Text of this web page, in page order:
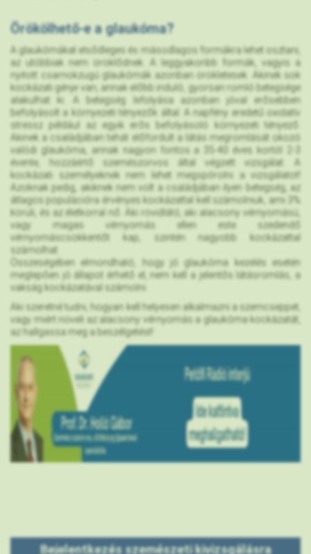
Örökölhető-e a glaukóma?
A glaukómákat elsődleges és másodlagos formákra lehet osztani,
az utóbbiak nem öröklődnek. A leggyakoribb formák, vagyis a
nyitott csarnokzugú glaukómák azonban örökletesek. Akinek sok
kockázati génje van, annak előbb induló, gyorsan romló betegsége
alakulhat ki. A betegség lefolyása azonban jóval erősebben
befolyásolt a környezeti tényezők által. A napfény eredetű oxidatív
stressz például az egyik erős befolyásoló környezeti tényező.
Akinek a családjában tehát előfordult a látás megromlását okozó
valódi glaukóma, annak nagyon fontos a 35-40 éves kortól 2-3
évente, hozzáértő szemészorvos által végzett vizsgálat. A
kockázati személyeknek nem lehet megspórolni a vizsgálatot!
Azoknak pedig, akiknek nem volt a családjában ilyen betegség, az
átlagos populációra érvényes kockázattal kell számolniuk, ami 3%
körüli, és az életkorral nő. Aki rövidlátó, aki alacsony vérnyomású,
vagy magas vérnyomás ellen este szedendő
vérnyomáscsökkentőt kap, szintén nagyobb kockázattal
számolhat.
Összeségében elmondható, hogy jó glaukóma kezelés esetén
meglepően jó állapot érhető el, nem kell a jelentős látásromlás, a
vakság kockázatával számolni.
Aki szeretné tudni, hogyan kell helyesen alkalmazni a szemcseppet,
vagy miért növeli az alacsony vérnyomás a glaukóma kockázatát,
az hallgassa meg a beszélgetést!
Bejelentkezés szemészeti kivizsgálásra